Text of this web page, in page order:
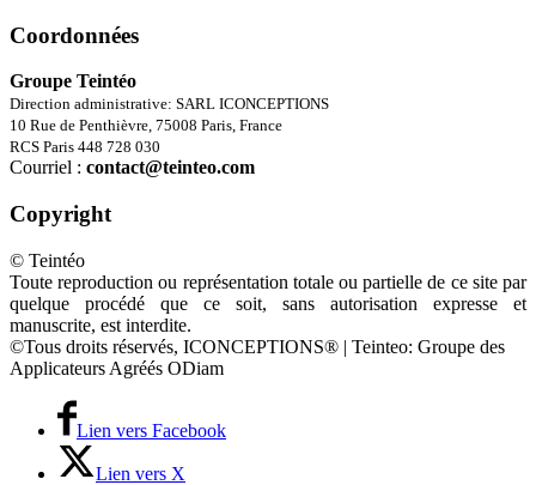
Coordonnées
Groupe Teintéo
Direction administrative: SARL ICONCEPTIONS
10 Rue de Penthièvre, 75008 Paris, France
RCS Paris 448 728 030
Courriel : contact@teinteo.com
Copyright
© Teintéo
Toute reproduction ou représentation totale ou partielle de ce site par
quelque procédé que ce soit, sans autorisation expresse et
manuscrite, est interdite.
©Tous droits réservés, ICONCEPTIONS® | Teinteo: Groupe des
Applicateurs Agréés ODiam
Lien vers Facebook
Lien vers X